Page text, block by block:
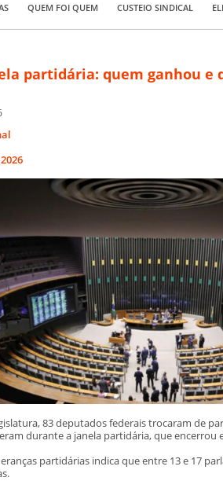
QUEM FOI QUEM CUSTEIO SINDICAL
partidária: quem ganhou e
83 deputados federais trocaram de
durante a janela partidária, que encerrou
partidárias indica que entre 13 e 17